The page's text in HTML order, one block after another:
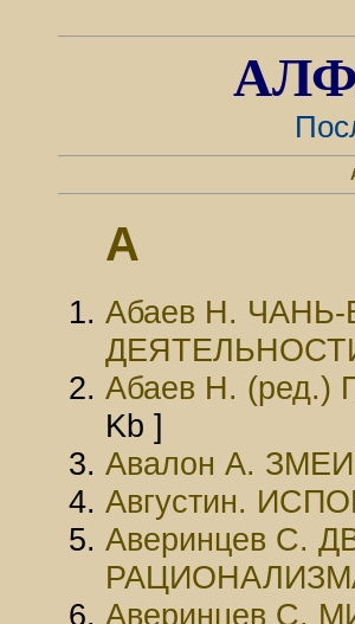
А
Абаев Н.
Абаев Н.
Kb ]
Авалон А.
Августин.
Аверинцев С.
Аверинцев С.